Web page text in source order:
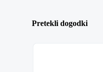
Pretekli dogodki